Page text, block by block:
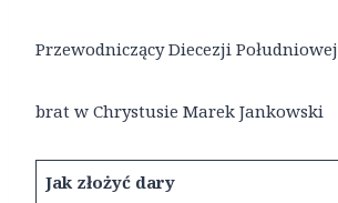
Przewodniczący Diecezji Południowej
brat w Chrystusie Marek Jankowski
Jak złożyć dary